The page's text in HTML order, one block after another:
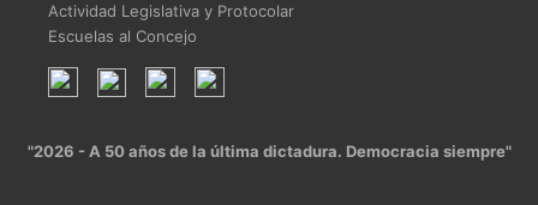
Actividad Legislativa y Protocolar
Escuelas al Concejo
"2026 - A 50 años de la última dictadura. Democracia siempre"